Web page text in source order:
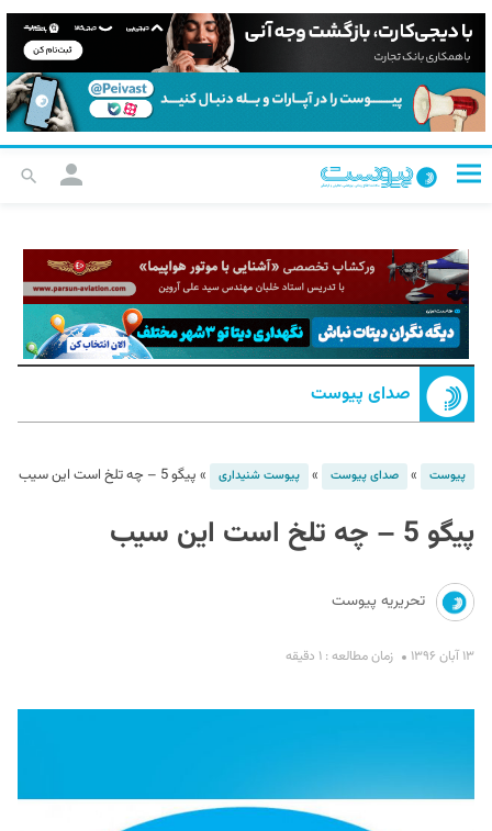
صدای پیوست
پیوست » صدای پیوست » پیوست شنیداری » پیگو 5 – چه تلخ است این سیب
پیگو 5 – چه تلخ است این سیب
تحریریه پیوست
۱۳ آبان ۱۳۹۶ زمان مطالعه : ۱ دقیقه